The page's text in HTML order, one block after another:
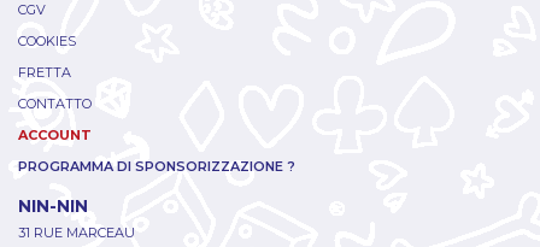
CGV
COOKIES
FRETTA
CONTATTO
ACCOUNT
PROGRAMMA DI SPONSORIZZAZIONE ?
NIN-NIN
31 RUE MARCEAU